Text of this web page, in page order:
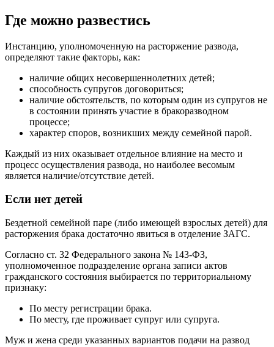
Где можно развестись
Инстанцию, уполномоченную на расторжение развода,
определяют такие факторы, как:
наличие общих несовершеннолетних детей;
способность супругов договориться;
наличие обстоятельств, по которым один из супругов не
в состоянии принять участие в бракоразводном
процессе;
характер споров, возникших между семейной парой.
Каждый из них оказывает отдельное влияние на место и
процесс осуществления развода, но наиболее весомым
является наличие/отсутствие детей.
Если нет детей
Бездетной семейной паре (либо имеющей взрослых детей) для
расторжения брака достаточно явиться в отделение ЗАГС.
Согласно ст. 32 Федерального закона № 143-ФЗ,
уполномоченное подразделение органа записи актов
гражданского состояния выбирается по территориальному
признаку:
По месту регистрации брака.
По месту, где проживает супруг или супруга.
Муж и жена среди указанных вариантов подачи на развод